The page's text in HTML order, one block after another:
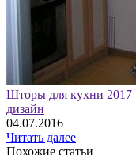
Шторы для кухни
дизайн
04.07.2016
Читать далее
Похожие статьи